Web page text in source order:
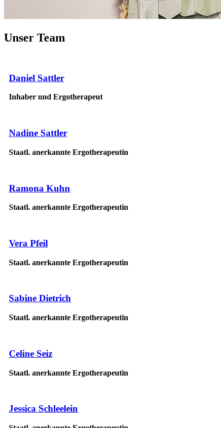
Unser Team
Daniel Sattler
Inhaber und Ergotherapeut
Nadine Sattler
Staatl. anerkannte Ergotherapeutin
Ramona Kuhn
Staatl. anerkannte Ergotherapeutin
Vera Pfeil
Staatl. anerkannte Ergotherapeutin
Sabine Dietrich
Staatl. anerkannte Ergotherapeutin
Celine Seiz
Staatl. anerkannte Ergotherapeutin
Jessica Schleelein